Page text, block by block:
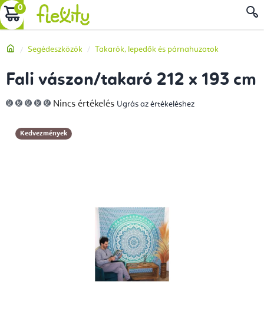
Ugrás
a
tartalomhoz
KOSÁR
Kezdőlap
Segédeszközök Takarók, lepedők és párnahuzatok
Fali vászon/takaró 212 x 193 cm
A
termék
5-
ből
0,0
Nincs értékelés Ugrás az értékeléshez
Kedvezmények